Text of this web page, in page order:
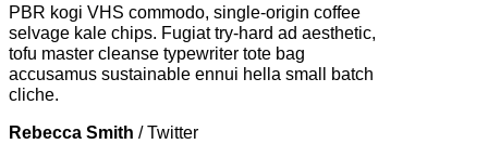
PBR kogi VHS commodo, single-origin coffee
selvage kale chips. Fugiat try-hard ad aesthetic,
tofu master cleanse typewriter tote bag
accusamus sustainable ennui hella small batch
cliche.
Rebecca Smith /Twitter